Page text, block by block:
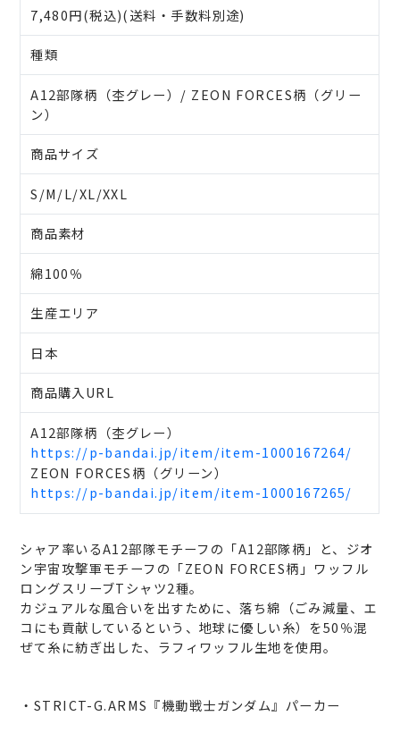
7,480円(税込)(送料・手数料別途)
種類
A12部隊柄（杢グレー）/ ZEON FORCES柄（グリー
ン）
商品サイズ
S/M/L/XL/XXL
商品素材
綿100％
生産エリア
日本
商品購入URL
A12部隊柄（杢グレー）
https://p-bandai.jp/item/item-1000167264/
ZEON FORCES柄（グリーン）
https://p-bandai.jp/item/item-1000167265/
シャア率いるA12部隊モチーフの「A12部隊柄」と、ジオ
ン宇宙攻撃軍モチーフの「ZEON FORCES柄」ワッフル
ロングスリーブTシャツ2種。
カジュアルな風合いを出すために、落ち綿（ごみ減量、エ
コにも貢献しているという、地球に優しい糸）を50％混
ぜて糸に紡ぎ出した、ラフィワッフル生地を使用。
・STRICT-G.ARMS『機動戦士ガンダム』パーカー